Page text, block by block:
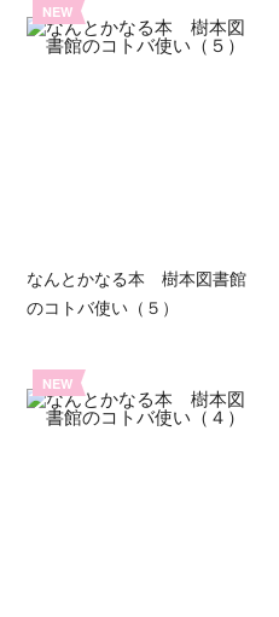
NEW
なんとかなる本 樹本図書館
のコトバ使い（５）
NEW